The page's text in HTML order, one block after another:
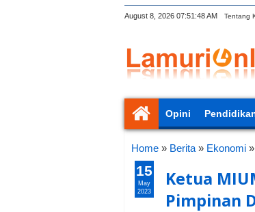
August 8, 2026 07:51:49 AM Tentang
Opini
Home » Berita » Ekonomi »
Ketua
Pimpinan
15
May
2023